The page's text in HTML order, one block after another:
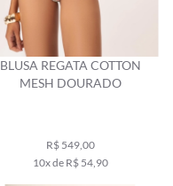
BLUSA REGATA COTTON
MESH DOURADO
R$ 549,00
10x de R$ 54,90